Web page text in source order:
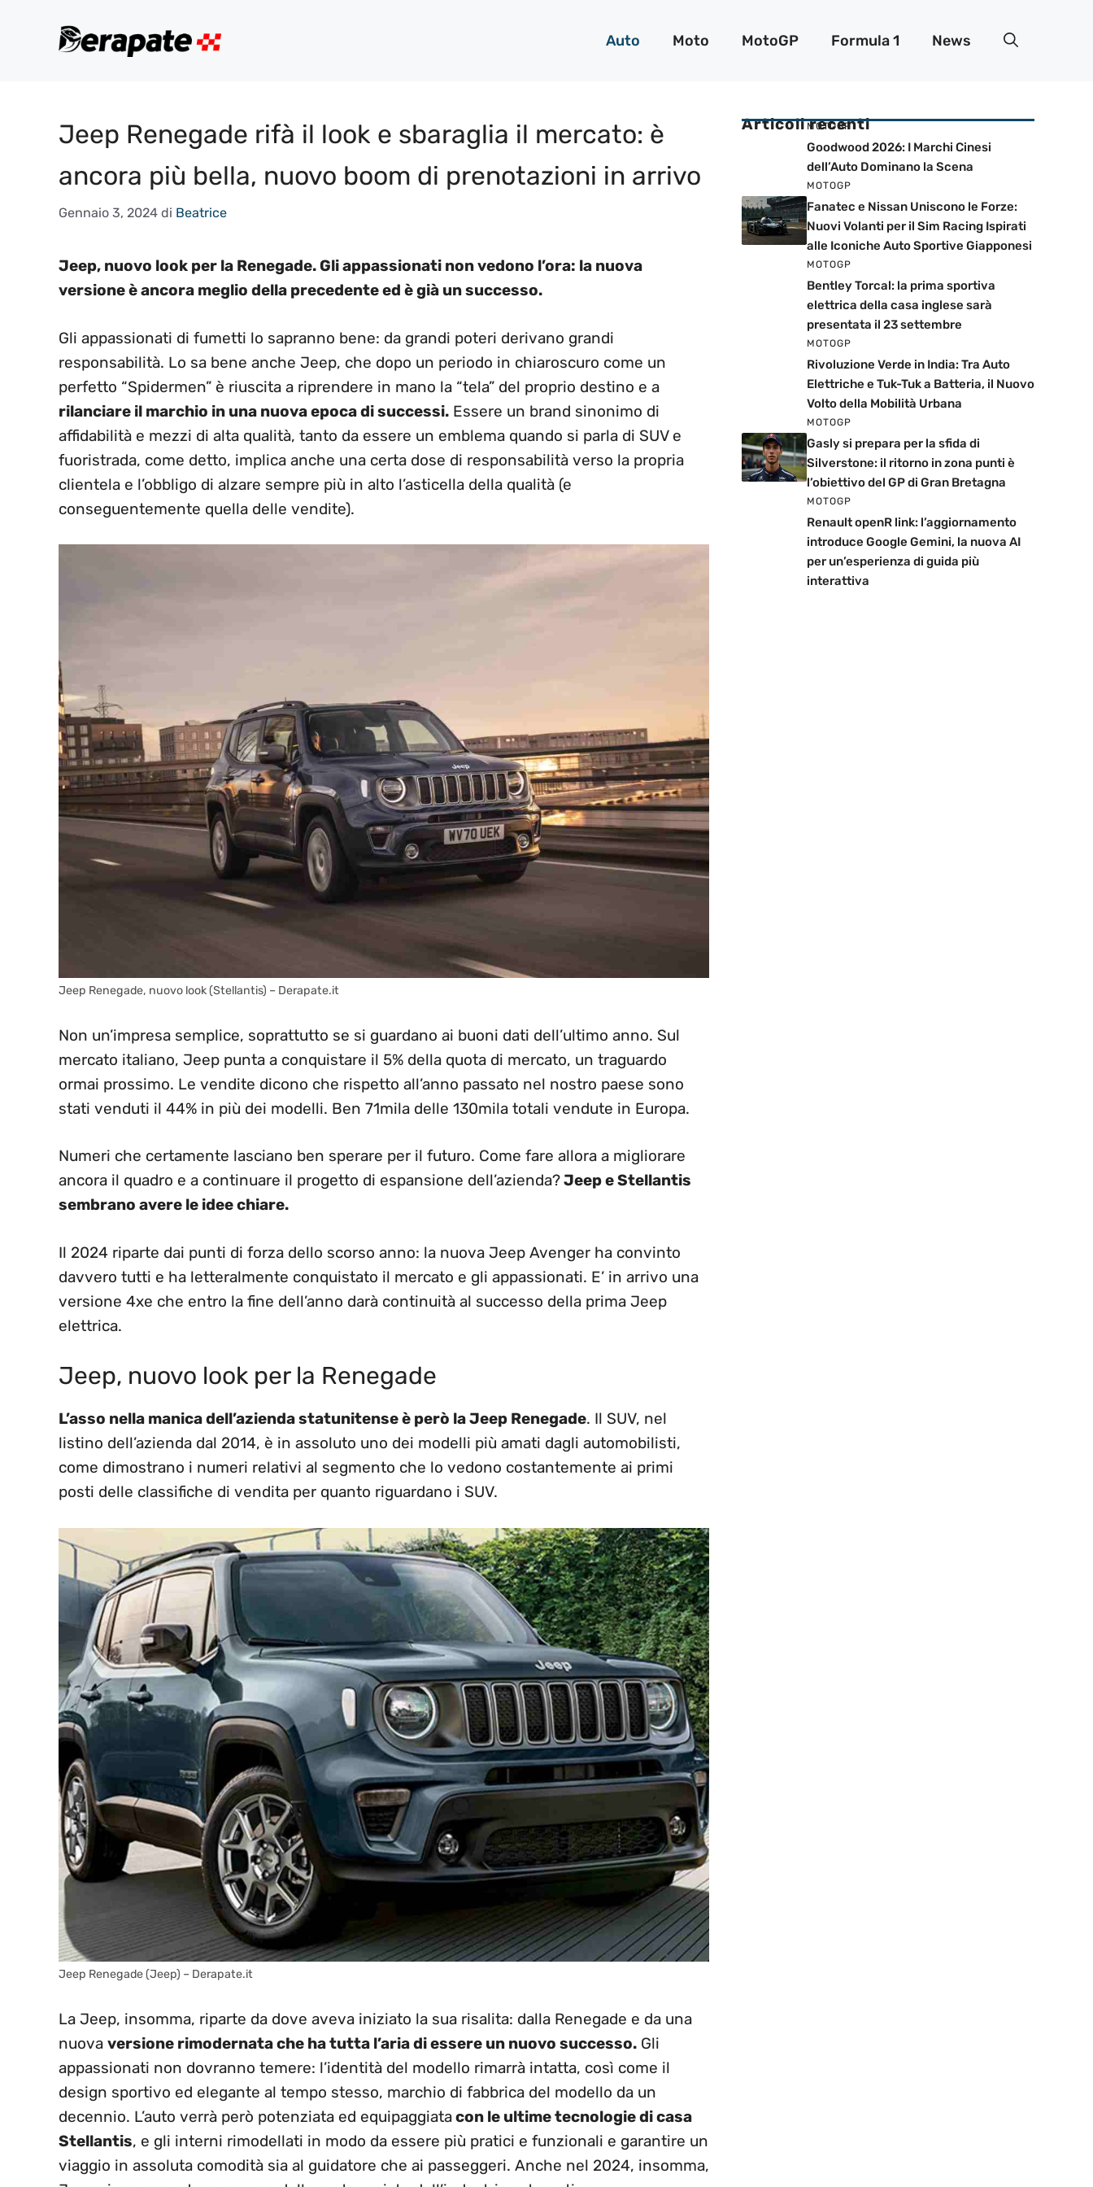
Auto Moto MotoGP Formula 1 News
Jeep Renegade rifà il look e sbaraglia il mercato: è
ancora più bella, nuovo boom di prenotazioni in arrivo
Gennaio 3, 2024 di Beatrice
Jeep, nuovo look per la Renegade. Gli appassionati non vedono l’ora: la nuova
versione è ancora meglio della precedente ed è già un successo.
Gli appassionati di fumetti lo sapranno bene: da grandi poteri derivano grandi
responsabilità. Lo sa bene anche Jeep, che dopo un periodo in chiaroscuro come un
perfetto “Spidermen” è riuscita a riprendere in mano la “tela” del proprio destino e a
rilanciare il marchio in una nuova epoca di successi. Essere un brand sinonimo di
affidabilità e mezzi di alta qualità, tanto da essere un emblema quando si parla di SUV e
fuoristrada, come detto, implica anche una certa dose di responsabilità verso la propria
clientela e l’obbligo di alzare sempre più in alto l’asticella della qualità (e
conseguentemente quella delle vendite).
Jeep Renegade, nuovo look (Stellantis) – Derapate.it
Non un’impresa semplice, soprattutto se si guardano ai buoni dati dell’ultimo anno. Sul
mercato italiano, Jeep punta a conquistare il 5% della quota di mercato, un traguardo
ormai prossimo. Le vendite dicono che rispetto all’anno passato nel nostro paese sono
stati venduti il 44% in più dei modelli. Ben 71mila delle 130mila totali vendute in Europa.
Numeri che certamente lasciano ben sperare per il futuro. Come fare allora a migliorare
ancora il quadro e a continuare il progetto di espansione dell’azienda?Jeep e Stellantis
sembrano avere le idee chiare.
Il 2024 riparte dai punti di forza dello scorso anno: la nuova Jeep Avenger ha convinto
davvero tutti e ha letteralmente conquistato il mercato e gli appassionati. E’ in arrivo una
versione 4xe che entro la fine dell’anno darà continuità al successo della prima Jeep
elettrica.
Jeep, nuovo look per la Renegade
L’asso nella manica dell’azienda statunitense è però la Jeep Renegade. Il SUV, nel
listino dell’azienda dal 2014, è in assoluto uno dei modelli più amati dagli automobilisti,
come dimostrano i numeri relativi al segmento che lo vedono costantemente ai primi
posti delle classifiche di vendita per quanto riguardano i SUV.
Jeep Renegade (Jeep) – Derapate.it
La Jeep, insomma, riparte da dove aveva iniziato la sua risalita: dalla Renegade e da una
nuova versione rimodernata che ha tutta l’aria di essere un nuovo successo. Gli
appassionati non dovranno temere: l’identità del modello rimarrà intatta, così come il
design sportivo ed elegante al tempo stesso, marchio di fabbrica del modello da un
decennio. L’auto verrà però potenziata ed equipaggiatacon le ultime tecnologie di casa
Stellantis, e gli interni rimodellati in modo da essere più pratici e funzionali e garantire un
viaggio in assoluta comodità sia al guidatore che ai passeggeri. Anche nel 2024, insomma,
Articoli recenti
MOTOGP
Goodwood 2026: I Marchi Cinesi
dell’Auto Dominano la Scena
MOTOGP
Fanatec e Nissan Uniscono le Forze:
Nuovi Volanti per il Sim Racing Ispirati
alle Iconiche Auto Sportive Giapponesi
MOTOGP
Bentley Torcal: la prima sportiva
elettrica della casa inglese sarà
presentata il 23 settembre
MOTOGP
Rivoluzione Verde in India: Tra Auto
Elettriche e Tuk-Tuk a Batteria, il Nuovo
Volto della Mobilità Urbana
MOTOGP
Gasly si prepara per la sfida di
Silverstone: il ritorno in zona punti è
l’obiettivo del GP di Gran Bretagna
MOTOGP
Renault openR link: l’aggiornamento
introduce Google Gemini, la nuova AI
per un’esperienza di guida più
interattiva